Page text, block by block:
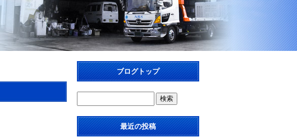
ブログトップ
最近の投稿